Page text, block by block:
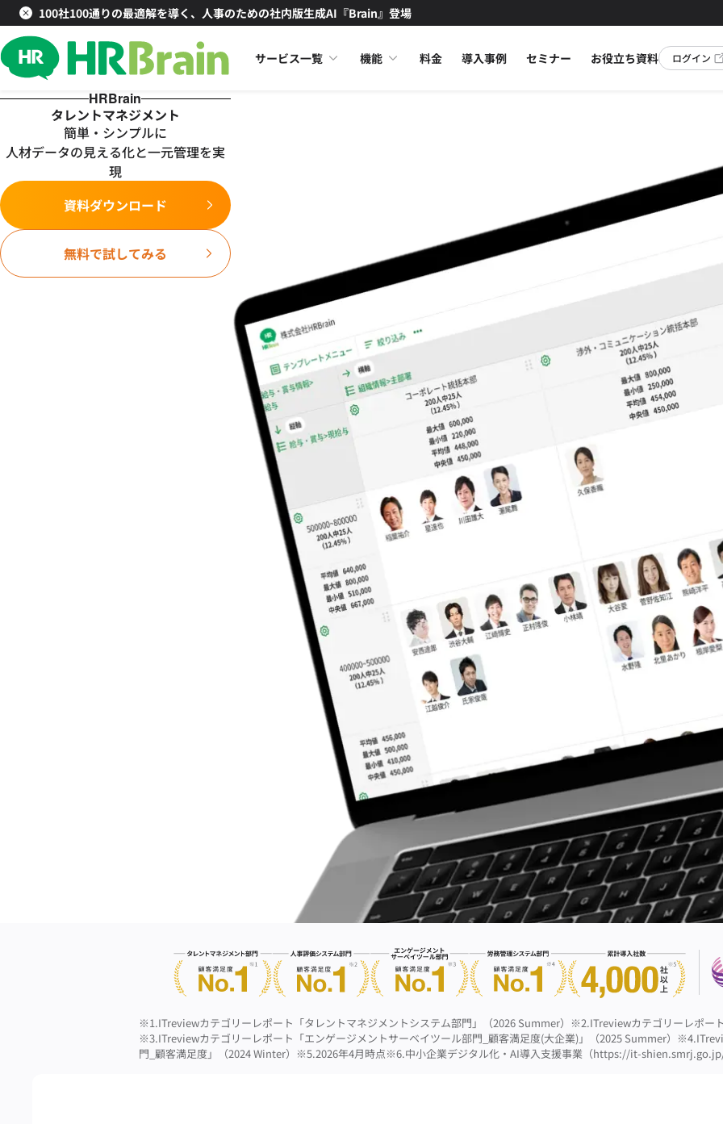
100社100通りの最適解を導く、人事のための社内版生成AI『Brain』登場
サービス一覧 機能 料金 導入事例 セミナー お役立ち資料 ログイン
HRBrain
タレントマネジメント
簡単・シンプルに
人材データの見える化と一元管理を実
現
資料ダウンロード
無料で試してみる
※1.ITreviewカテゴリーレポート「タレントマネジメントシステム部門」（2026 Summer） ※2.ITreviewカテゴリーレポー
※3.ITreviewカテゴリーレポート「エンゲージメントサーベイツール部門_顧客満足度(大企業)」（2025 Summer）
門_顧客満足度」（2024 Winter） ※5.2026年4月時点※6.中小企業デジタル化・AI導入支援事業（https://it-